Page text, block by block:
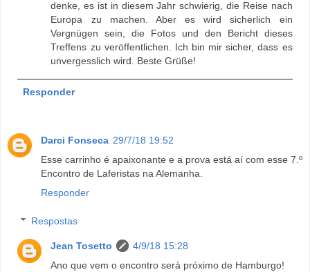
denke, es ist in diesem Jahr schwierig, die Reise nach
Europa zu machen. Aber es wird sicherlich ein
Vergnügen sein, die Fotos und den Bericht dieses
Treffens zu veröffentlichen. Ich bin mir sicher, dass es
unvergesslich wird. Beste Grüße!
Responder
Darci Fonseca 29/7/18 19:52
Esse carrinho é apaixonante e a prova está aí com esse 7.º
Encontro de Laferistas na Alemanha.
Responder
Respostas
Jean Tosetto
4/9/18 15:28
Ano que vem o encontro será próximo de Hamburgo!